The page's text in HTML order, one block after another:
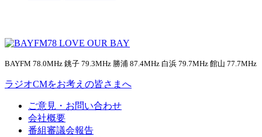
BAYFM 78.0MHz 銚子 79.3MHz 勝浦 87.4MHz 白浜 79.7MHz 館山 77.7MHz
ラジオCMをお考えの皆さまへ
ご意見・お問い合わせ
会社概要
番組審議会報告